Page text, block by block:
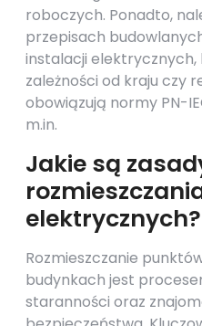
roboczych. Ponadto,
przepisach
instalacji
zależności od kraju czy
obowiązują normy PN-
m.in.
Jakie są
elektrycznych?
Rozmieszczanie
budynkach jest
staranności oraz